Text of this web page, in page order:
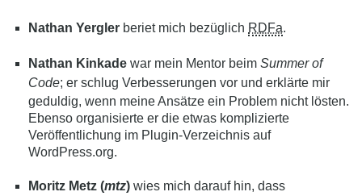
Nathan Yergler beriet mich bezüglich RDFa.
Nathan Kinkade war mein Mentor beim Summer of
Code; er schlug Verbesserungen vor und erklärte mir
geduldig, wenn meine Ansätze ein Problem nicht lösten.
Ebenso organisierte er die etwas komplizierte
Veröffentlichung im Plugin-Verzeichnis auf
WordPress.org.
Moritz Metz (mtz) wies mich darauf hin, dass